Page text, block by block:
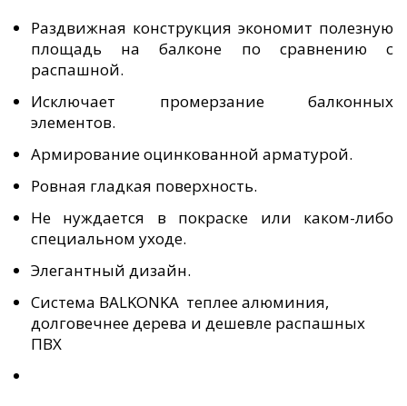
Раздвижная конструкция экономит полезную
площадь на балконе по сравнению с
распашной.
Исключает промерзание балконных
элементов.
Армирование оцинкованной арматурой.
Ровная гладкая поверхность.
Не нуждается в покраске или каком-либо
специальном уходе.
Элегантный дизайн.
Система BALKONKA теплее алюминия,
долговечнее дерева и дешевле распашных
ПВХ